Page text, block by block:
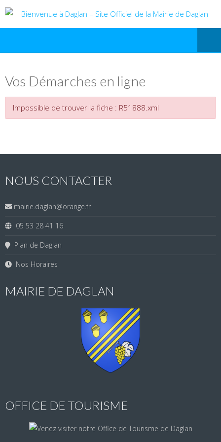
Vos Démarches en ligne
Impossible de trouver la fiche : R51888.xml
NOUS CONTACTER
mairie.daglan@orange.fr
05 53 28 41 16
Plan de Daglan
Nos Horaires
MAIRIE DE DAGLAN
OFFICE DE TOURISME